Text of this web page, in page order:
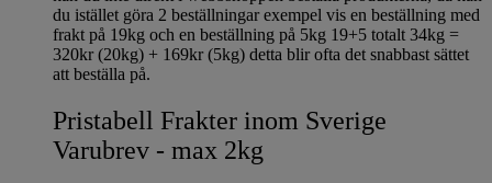
du istället göra 2 beställningar exempel vis en beställning med
frakt på 19kg och en beställning på 5kg 19+5 totalt 34kg =
320kr (20kg) + 169kr (5kg) detta blir ofta det snabbast sättet
att beställa på.
Pristabell Frakter inom Sverige
Varubrev - max 2kg